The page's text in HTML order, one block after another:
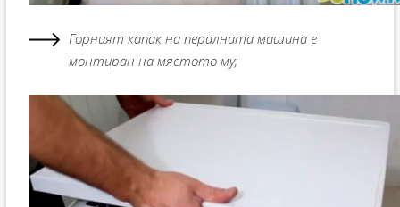
Горният капак на пералната машина е
монтиран на мястото му;